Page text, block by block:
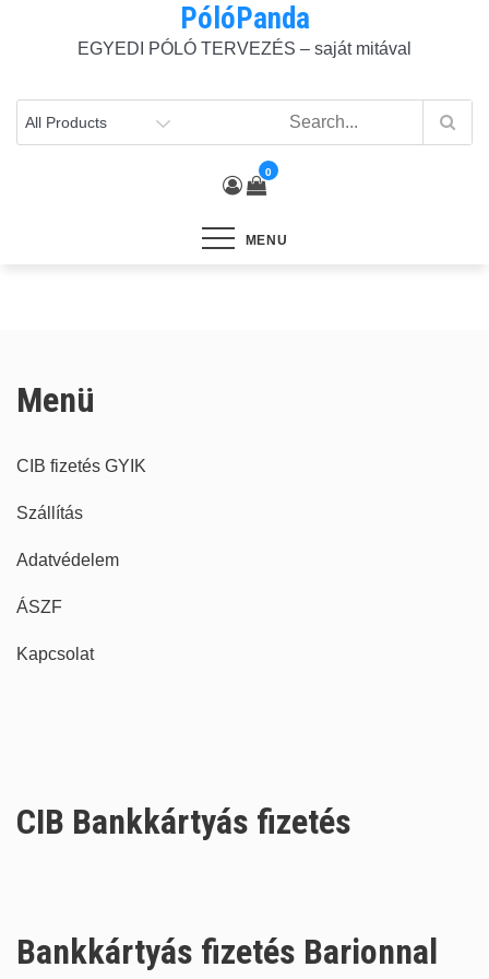
PólóPanda
EGYEDI PÓLÓ TERVEZÉS – saját mitával
0
MENU
Menü
CIB fizetés GYIK
Szállítás
Adatvédelem
ÁSZF
Kapcsolat
CIB Bankkártyás fizetés
Bankkártyás fizetés Barionnal